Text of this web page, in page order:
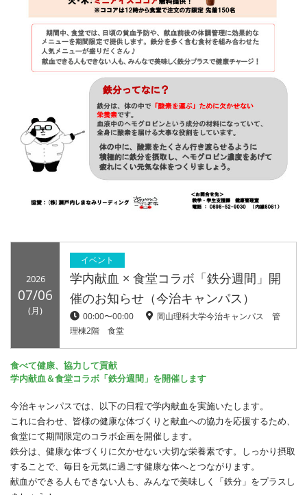
2026
07/06
(月)
イベント
学内献血 × 食堂コラボ「鉄分週間」開
催のお知らせ（今治キャンパス）
00:00〜00:00
岡山理科大学今治キャンパス 管
理棟2階 食堂
食べて健康、協力して貢献
学内献血＆食堂コラボ「鉄分週間」を開催します
今治キャンパスでは、以下の日程で学内献血を実施いたします。
これに合わせ、 皆様の健康な体づくりと献血への協力を応援するため、
食堂にて期間限定のコラボ企画を開催します。
鉄分は、健康な体づくりに欠かせない大切な栄養素です。しっかり摂取
することで、毎日を元気に過ごす健康な体へとつながります。
献血ができる人もできない人も、みんなで美味しく「鉄分」をプラスし